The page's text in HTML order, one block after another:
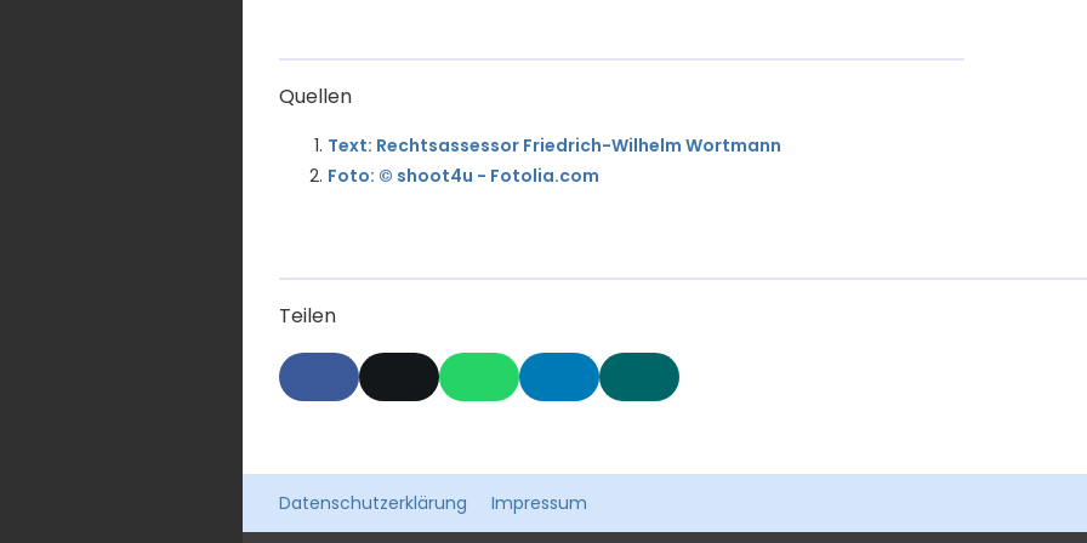
Quellen
Text: Rechtsassessor Friedrich-Wilhelm Wortmann
Foto: © shoot4u - Fotolia.com
Teilen
Datenschutzerklärung Impressum